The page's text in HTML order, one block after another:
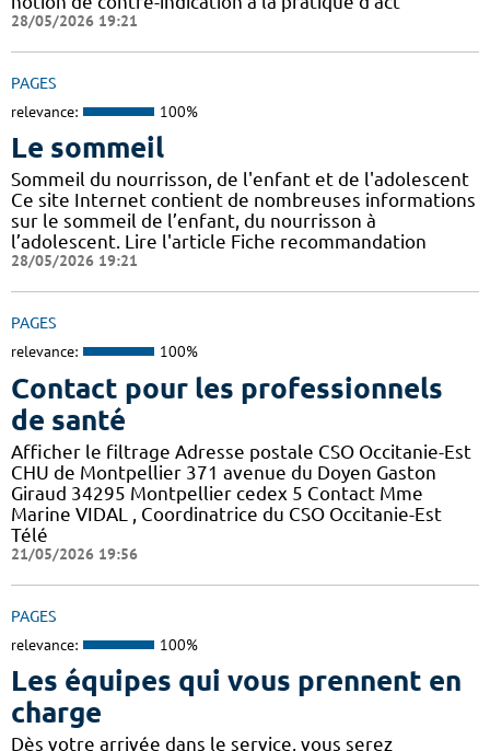
28/05/2026 19:21
PAGES
relevance: 100%
Le sommeil
Sommeil du nourrisson, de l'enfant et de l'adolescent
Ce site Internet contient de nombreuses informations
sur le sommeil de l’enfant, du nourrisson à
l’adolescent. Lire l'article Fiche recommandation
28/05/2026 19:21
PAGES
relevance: 100%
Contact pour les professionnels
de santé
Afficher le filtrage Adresse postale CSO Occitanie-Est
CHU de Montpellier 371 avenue du Doyen Gaston
Giraud 34295 Montpellier cedex 5 Contact Mme
Marine VIDAL , Coordinatrice du CSO Occitanie-Est
Télé
21/05/2026 19:56
PAGES
relevance: 100%
Les équipes qui vous prennent en
charge
Dès votre arrivée dans le service, vous serez